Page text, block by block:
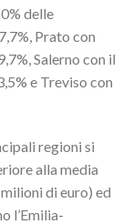
delle
Prato con
Salerno con il
e Treviso con
regioni si
alla media
di euro) ed
l’Emilia-